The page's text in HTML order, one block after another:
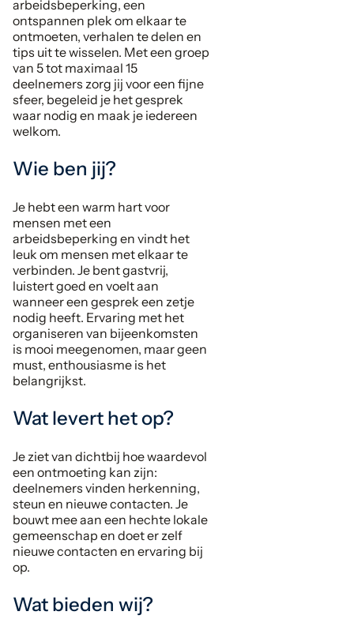
arbeidsbeperking, een
ontspannen plek om elkaar te
ontmoeten, verhalen te delen en
tips uit te wisselen. Met een groep
van 5 tot maximaal 15
deelnemers zorg jij voor een fijne
sfeer, begeleid je het gesprek
waar nodig en maak je iedereen
welkom.
Wie ben jij?
Je hebt een warm hart voor
mensen met een
arbeidsbeperking en vindt het
leuk om mensen met elkaar te
verbinden. Je bent gastvrij,
luistert goed en voelt aan
wanneer een gesprek een zetje
nodig heeft. Ervaring met het
organiseren van bijeenkomsten
is mooi meegenomen, maar geen
must, enthousiasme is het
belangrijkst.
Wat levert het op?
Je ziet van dichtbij hoe waardevol
een ontmoeting kan zijn:
deelnemers vinden herkenning,
steun en nieuwe contacten. Je
bouwt mee aan een hechte lokale
gemeenschap en doet er zelf
nieuwe contacten en ervaring bij
op.
Wat bieden wij?